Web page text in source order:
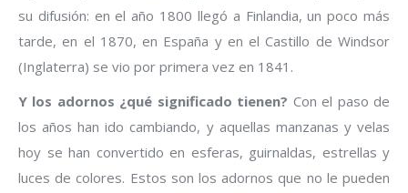
su difusión: en el año 1800 llegó a Finlandia, un poco más
tarde, en el 1870, en España y en el Castillo de Windsor
(Inglaterra) se vio por primera vez en 1841.
Y los adornos ¿qué significado tienen? Con el paso de
los años han ido cambiando, y aquellas manzanas y velas
hoy se han convertido en esferas, guirnaldas, estrellas y
luces de colores. Estos son los adornos que no le pueden